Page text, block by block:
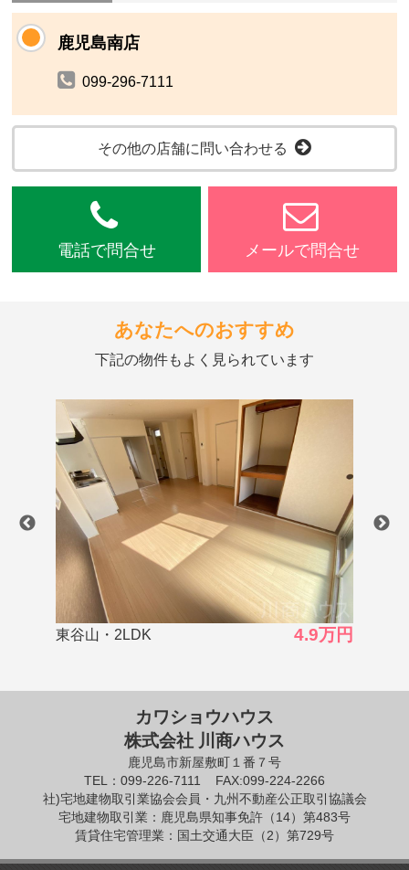
鹿児島南店
099-296-7111
その他の店舗に問い合わせる
電話で問合せ メールで問合せ
あなたへのおすすめ
下記の物件もよく見られています
4.9万円 東谷山・3DK 5.0万円
カワショウハウス
株式会社 川商ハウス
鹿児島市新屋敷町１番７号
TEL：099-226-7111
FAX:099-224-2266
社)宅地建物取引業協会会員・九州不動産公正取引協議会
宅地建物取引業：鹿児島県知事免許（14）第483号
賃貸住宅管理業：国土交通大臣（2）第729号